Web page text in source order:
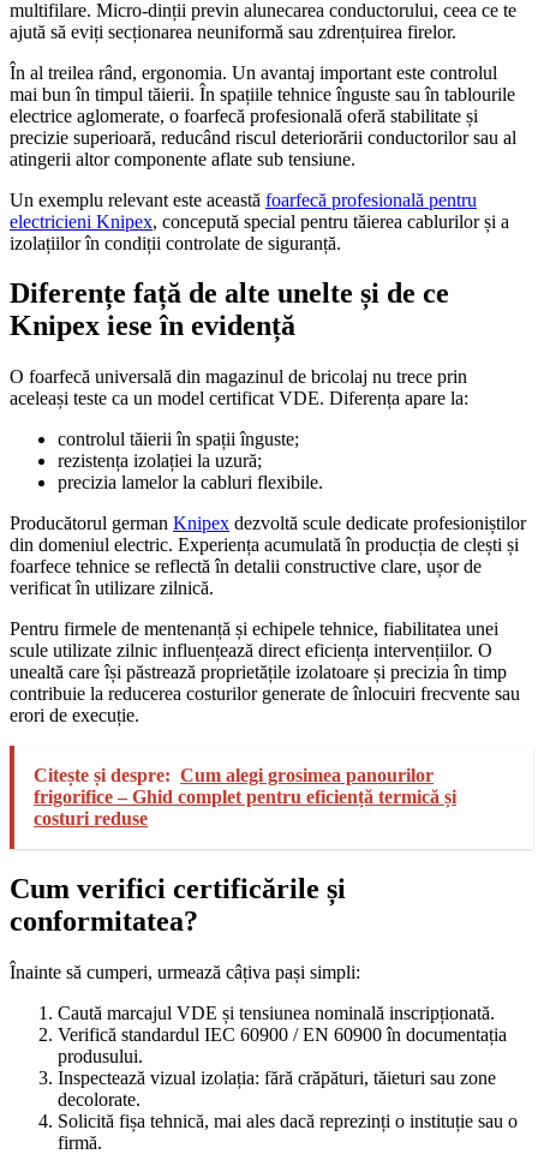
multifilare. Micro-dinții previn alunecarea conductorului, ceea ce te
ajută să eviți secționarea neuniformă sau zdrențuirea firelor.
În al treilea rând, ergonomia. Un avantaj important este controlul
mai bun în timpul tăierii. În spațiile tehnice înguste sau în tablourile
electrice aglomerate, o foarfecă profesională oferă stabilitate și
precizie superioară, reducând riscul deteriorării conductorilor sau al
atingerii altor componente aflate sub tensiune.
Un exemplu relevant este această foarfecă profesională pentru
electricieni Knipex, concepută special pentru tăierea cablurilor și a
izolațiilor în condiții controlate de siguranță.
Diferențe față de alte unelte și de ce
Knipex iese în evidență
O foarfecă universală din magazinul de bricolaj nu trece prin
aceleași teste ca un model certificat VDE. Diferența apare la:
controlul tăierii în spații înguste;
rezistența izolației la uzură;
precizia lamelor la cabluri flexibile.
Producătorul german Knipex dezvoltă scule dedicate profesioniștilor
din domeniul electric. Experiența acumulată în producția de clești și
foarfece tehnice se reflectă în detalii constructive clare, ușor de
verificat în utilizare zilnică.
Pentru firmele de mentenanță și echipele tehnice, fiabilitatea unei
scule utilizate zilnic influențează direct eficiența intervențiilor. O
unealtă care își păstrează proprietățile izolatoare și precizia în timp
contribuie la reducerea costurilor generate de înlocuiri frecvente sau
erori de execuție.
Citește și despre: Cum alegi grosimea panourilor
frigorifice – Ghid complet pentru eficiență termică și
costuri reduse
Cum verifici certificările și
conformitatea?
Înainte să cumperi, urmează câțiva pași simpli:
Caută marcajul VDE și tensiunea nominală inscripționată.
Verifică standardul IEC 60900 / EN 60900 în documentația
produsului.
Inspectează vizual izolația: fără crăpături, tăieturi sau zone
decolorate.
Solicită fișa tehnică, mai ales dacă reprezinți o instituție sau o
firmă.